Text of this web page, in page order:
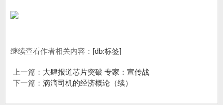
继续查看作者相关内容： [db:标签]
上一篇： 大肆报道芯片突破 专家：宣传战
下一篇： 滴滴司机的经济概论（续）